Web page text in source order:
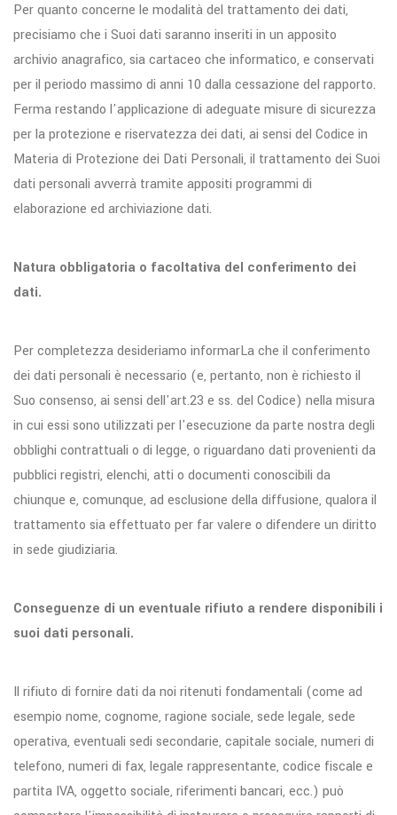
Per quanto concerne le modalità del trattamento dei dati,
precisiamo che i Suoi dati saranno inseriti in un apposito
archivio anagrafico, sia cartaceo che informatico, e conservati
per il periodo massimo di anni 10 dalla cessazione del rapporto.
Ferma restando l'applicazione di adeguate misure di sicurezza
per la protezione e riservatezza dei dati, ai sensi del Codice in
Materia di Protezione dei Dati Personali, il trattamento dei Suoi
dati personali avverrà tramite appositi programmi di
elaborazione ed archiviazione dati.
Natura obbligatoria o facoltativa del conferimento dei
dati.
Per completezza desideriamo informarLa che il conferimento
dei dati personali è necessario (e, pertanto, non è richiesto il
Suo consenso, ai sensi dell'art.23 e ss. del Codice) nella misura
in cui essi sono utilizzati per l'esecuzione da parte nostra degli
obblighi contrattuali o di legge, o riguardano dati provenienti da
pubblici registri, elenchi, atti o documenti conoscibili da
chiunque e, comunque, ad esclusione della diffusione, qualora il
trattamento sia effettuato per far valere o difendere un diritto
in sede giudiziaria.
Conseguenze di un eventuale rifiuto a rendere disponibili i
suoi dati personali.
Il rifiuto di fornire dati da noi ritenuti fondamentali (come ad
esempio nome, cognome, ragione sociale, sede legale, sede
operativa, eventuali sedi secondarie, capitale sociale, numeri di
telefono, numeri di fax, legale rappresentante, codice fiscale e
partita IVA, oggetto sociale, riferimenti bancari, ecc.) può